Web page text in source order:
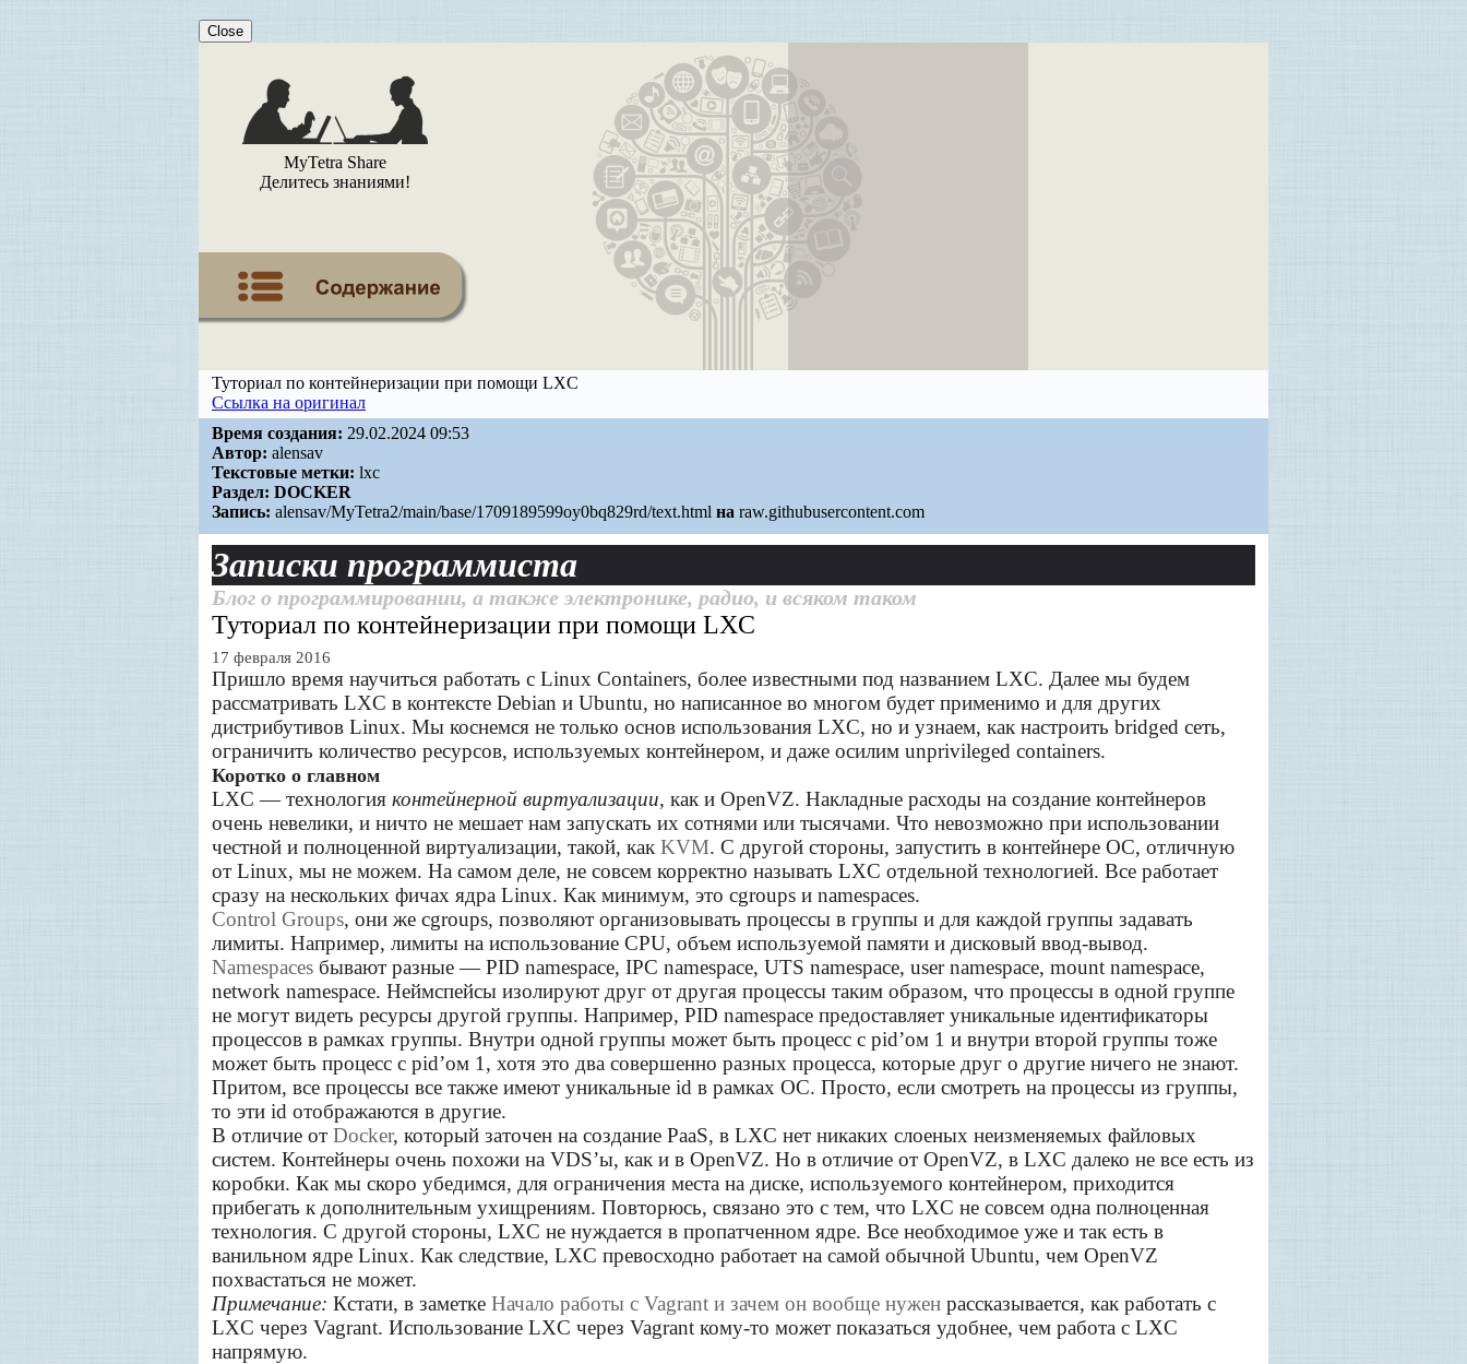
Close
MyTetra Share
Делитесь знаниями!
Туториал по контейнеризации при помощи LXC
Ссылка на оригинал
Время создания: 29.02.2024 09:53
Автор: alensav
Текстовые метки: lxc
Раздел: DOCKER
Запись: alensav/MyTetra2/main/base/1709189599oy0bq829rd/text.html на raw.githubusercontent.com
Записки программиста
Блог о программировании, а также электронике, радио, и всяком таком
Туториал по контейнеризации при помощи LXC
17 февраля 2016
Пришло время научиться работать с Linux Containers, более известными под названием LXC. Далее мы будем
рассматривать LXC в контексте Debian и Ubuntu, но написанное во многом будет применимо и для других
дистрибутивов Linux. Мы коснемся не только основ использования LXC, но и узнаем, как настроить bridged сеть,
ограничить количество ресурсов, используемых контейнером, и даже осилим unprivileged containers.
Коротко о главном
LXC — технология контейнерной виртуализации, как и OpenVZ. Накладные расходы на создание контейнеров
очень невелики, и ничто не мешает нам запускать их сотнями или тысячами. Что невозможно при использовании
честной и полноценной виртуализации, такой, как KVM. С другой стороны, запустить в контейнере ОС, отличную
от Linux, мы не можем. На самом деле, не совсем корректно называть LXC отдельной технологией. Все работает
сразу на нескольких фичах ядра Linux. Как минимум, это cgroups и namespaces.
Control Groups, они же cgroups, позволяют организовывать процессы в группы и для каждой группы задавать
лимиты. Например, лимиты на использование CPU, объем используемой памяти и дисковый ввод-вывод.
Namespaces бывают разные — PID namespace, IPC namespace, UTS namespace, user namespace, mount namespace,
network namespace. Неймспейсы изолируют друг от другая процессы таким образом, что процессы в одной группе
не могут видеть ресурсы другой группы. Например, PID namespace предоставляет уникальные идентификаторы
процессов в рамках группы. Внутри одной группы может быть процесс с pid’ом 1 и внутри второй группы тоже
может быть процесс с pid’ом 1, хотя это два совершенно разных процесса, которые друг о другие ничего не знают.
Притом, все процессы все также имеют уникальные id в рамках ОС. Просто, если смотреть на процессы из группы,
то эти id отображаются в другие.
В отличие от Docker, который заточен на создание PaaS, в LXC нет никаких слоеных неизменяемых файловых
систем. Контейнеры очень похожи на VDS’ы, как и в OpenVZ. Но в отличие от OpenVZ, в LXC далеко не все есть из
коробки. Как мы скоро убедимся, для ограничения места на диске, используемого контейнером, приходится
прибегать к дополнительным ухищрениям. Повторюсь, связано это с тем, что LXC не совсем одна полноценная
технология. С другой стороны, LXC не нуждается в пропатченном ядре. Все необходимое уже и так есть в
ванильном ядре Linux. Как следствие, LXC превосходно работает на самой обычной Ubuntu, чем OpenVZ
похвастаться не может.
Примечание: Кстати, в заметке Начало работы с Vagrant и зачем он вообще нужен рассказывается, как работать с
LXC через Vagrant. Использование LXC через Vagrant кому-то может показаться удобнее, чем работа с LXC
напрямую.